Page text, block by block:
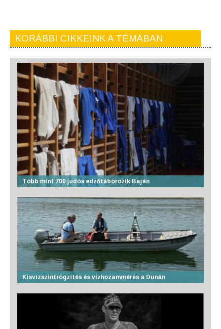
KORÁBBI CIKKEINK A TÉMÁBAN
Több mint 700 judós edzőtáborozik Baján
Kisvízszintrögzítés és vízhozammérés a Dunán